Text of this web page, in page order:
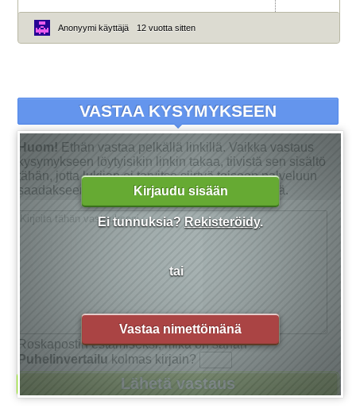
Anonyymi käyttäjä 12 vuotta sitten
Kirjaudu sisään
Ei tunnuksia? Rekisteröidy.
tai
Vastaa nimettömänä
VASTAA KYSYMYKSEEN
Huom! Ethän vastaa pelkällä linkillä. Vaikka vastaus
kysymykseen löytyisikin linkin takaa, tiivistä sen sisältö
tähän, jotta lukijan ei tarvitse siirtyä toiseen palveluun
saadakseen tarkan vastauksen kysymykseensä.
Roskapostin estämiseksi, mikä on sanan
Puhelinvertailu kolmas kirjain?